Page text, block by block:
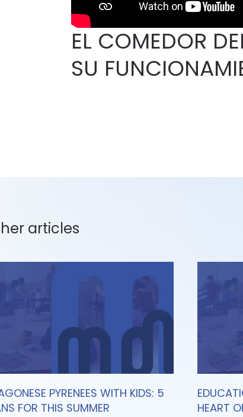
EL COMEDOR
SU
articles
PYRENEES WITH KIDS: 5
FOR THIS SUMMER
HEART